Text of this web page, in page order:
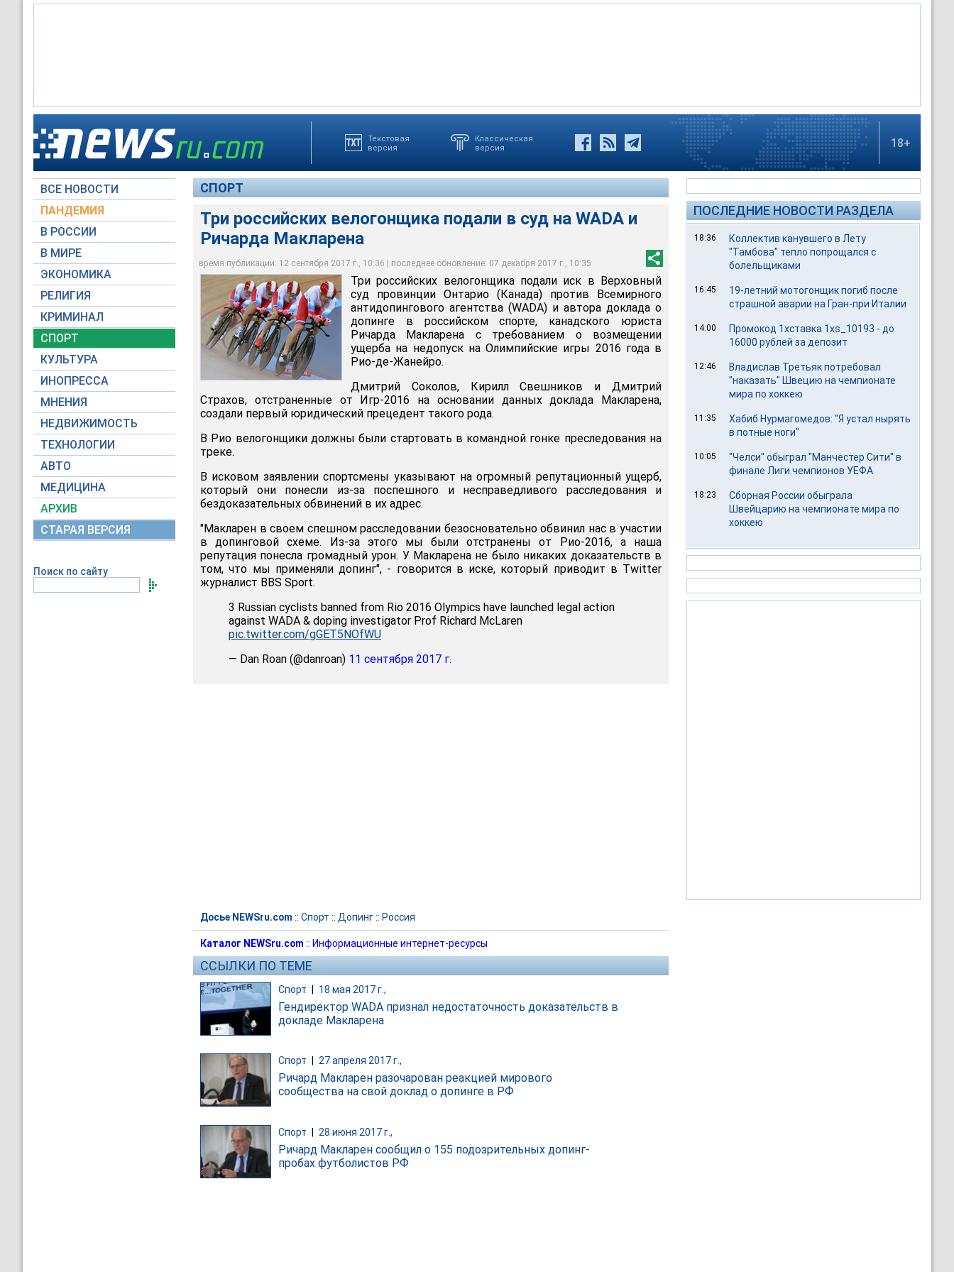
Текстовая
версия
Классическая
версия
18+
ВСЕ НОВОСТИ
ПАНДЕМИЯ
В РОССИИ
В МИРЕ
ЭКОНОМИКА
РЕЛИГИЯ
КРИМИНАЛ
СПОРТ
КУЛЬТУРА
ИНОПРЕССА
МНЕНИЯ
НЕДВИЖИМОСТЬ
ТЕХНОЛОГИИ
АВТО
МЕДИЦИНА
АРХИВ
СТАРАЯ ВЕРСИЯ
Поиск по сайту
СПОРТ
Три российских велогонщика подали в суд на WADA и
Ричарда Макларена
время публикации: 12 сентября 2017 г., 10:36 | последнее обновление: 07 декабря 2017 г., 10:35
Три российских велогонщика подали в суд на WADA и Ричарда Макларена
Global Look Press
Три российских велогонщика подали иск в Верховный
суд провинции Онтарио (Канада) против Всемирного
антидопингового агентства (WADA) и автора доклада о
допинге в российском спорте, канадского юриста
Ричарда Макларена с требованием о возмещении
ущерба на недопуск на Олимпийские игры 2016 года в
Рио-де-Жанейро.
Дмитрий Соколов, Кирилл Свешников и Дмитрий
Страхов, отстраненные от Игр-2016 на основании данных доклада Макларена,
создали первый юридический прецедент такого рода.
В Рио велогонщики должны были стартовать в командной гонке преследования на
треке.
В исковом заявлении спортсмены указывают на огромный репутационный ущерб,
который они понесли из-за поспешного и несправедливого расследования и
бездоказательных обвинений в их адрес.
"Макларен в своем спешном расследовании безосновательно обвинил нас в участии
в допинговой схеме. Из-за этого мы были отстранены от Рио-2016, а наша
репутация понесла громадный урон. У Макларена не было никаких доказательств в
том, что мы применяли допинг", - говорится в иске, который приводит в Twitter
журналист BBS Sport.
3 Russian cyclists banned from Rio 2016 Olympics have launched legal action
against WADA & doping investigator Prof Richard McLaren
pic.twitter.com/gGET5NOfWU
— Dan Roan (@danroan) 11 сентября 2017 г.
Досье NEWSru.com :: Спорт :: Допинг:: Россия
Каталог NEWSru.com :: Информационные интернет-ресурсы
ССЫЛКИ ПО ТЕМЕ
Спорт 18 мая 2017 г.,
Гендиректор WADA признал недостаточность доказательств в
докладе Макларена
Спорт 27 апреля 2017 г.,
Ричард Макларен разочарован реакцией мирового
сообщества на свой доклад о допинге в РФ
Спорт | 28 июня 2017 г.,
Ричард Макларен сообщил о 155 подозрительных допинг-
пробах футболистов РФ
ПОСЛЕДНИЕ НОВОСТИ РАЗДЕЛА
18:36
Коллектив канувшего в Лету
"Тамбова" тепло попрощался с
болельщиками
16:45
19-летний мотогонщик погиб после
страшной аварии на Гран-при Италии
14:00
Промокод 1хставка 1xs_10193 - до
16000 рублей за депозит
12:46
Владислав Третьяк потребовал
"наказать" Швецию на чемпионате
мира по хоккею
11:35
Хабиб Нурмагомедов: "Я устал нырять
в потные ноги"
10:05
"Челси" обыграл "Манчестер Сити" в
финале Лиги чемпионов УЕФА
18:23
Сборная России обыграла
Швейцарию на чемпионате мира по
хоккею